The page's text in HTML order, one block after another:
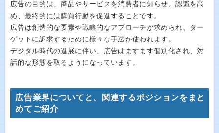
広告の目的は、商品やサービスを消費者に知らせ、認識を高
め、最終的には購買行動を促進することです。
広告は創造的な要素や戦略的なアプローチが求められ、ター
ゲットに訴求するために様々な手法が使われます。
デジタル時代の進展に伴い、広告はますます個別化され、対
話的な形態を取るようになっています。
広告業界についてと、関連するポジションをまと
めてご紹介